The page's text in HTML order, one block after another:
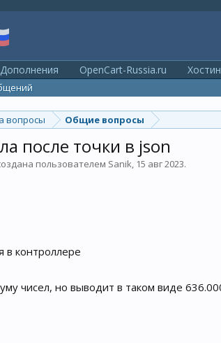
вопросы Общие вопросы
после точки в json
пользователем Sanik, 15 авг 2023.
в контроллере
чисел, но выводит в таком виде
Дополнения OpenCart-Russia.ru